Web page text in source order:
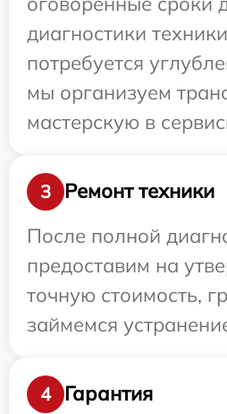
диагностики
потребуется
мы организуем
мастерскую в
3
Ремонт техники
После полной
предоставим на
точную стоимость,
займемся
4
Гарантия